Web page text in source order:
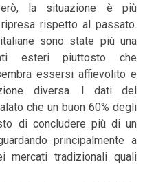
la situazione è più
rispetto al passato.
sono state più una
esteri piuttosto che
essersi affievolito e
diversa. I dati del
che un buon 60% degli
di concludere più di un
principalmente a
mercati tradizionali quali